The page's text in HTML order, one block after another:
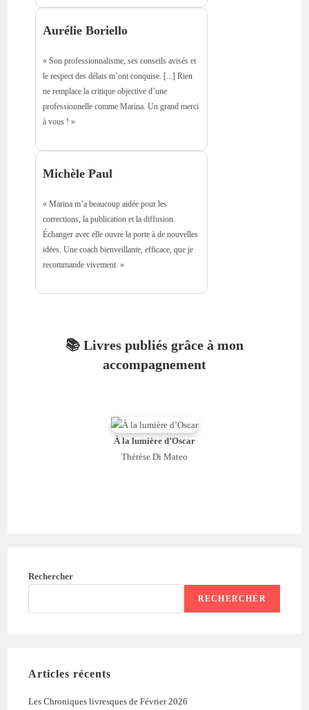
Aurélie Boriello
« Son professionnalisme, ses conseils avisés et
le respect des délais m’ont conquise. [...] Rien
ne remplace la critique objective d’une
professionnelle comme Marina. Un grand merci
à vous ! »
Michèle Paul
« Marina m’a beaucoup aidée pour les
corrections, la publication et la diffusion.
Échanger avec elle ouvre la porte à de nouvelles
idées. Une coach bienveillante, efficace, que je
recommande vivement. »
📚 Livres publiés grâce à mon
accompagnement
À la lumière d’Oscar
Thérèse Di Mateo
Rechercher
RECHERCHER
Articles récents
Les Chroniques livresques de Février 2026